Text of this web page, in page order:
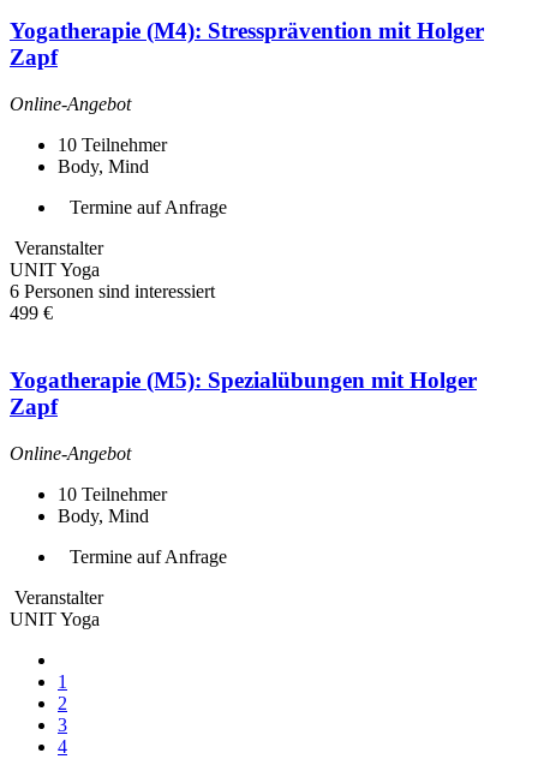
Yogatherapie (M4): Stressprävention mit Holger
Zapf
Online-Angebot
10 Teilnehmer
Body, Mind
Termine auf Anfrage
Veranstalter
UNIT Yoga
6 Personen sind interessiert
499 €
Yogatherapie (M5): Spezialübungen mit Holger
Zapf
Online-Angebot
10 Teilnehmer
Body, Mind
Termine auf Anfrage
Veranstalter
UNIT Yoga
1
2
3
4